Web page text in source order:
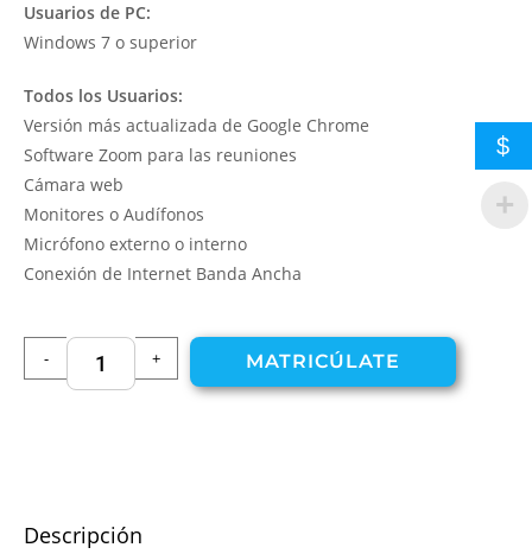
Usuarios de PC:
Windows 7 o superior
Todos los Usuarios:
Versión más actualizada de Google Chrome
Software Zoom para las reuniones
Cámara web
Monitores o Audífonos
Micrófono externo o interno
Conexión de Internet Banda Ancha
- + MATRICÚLATE
Descripción
$